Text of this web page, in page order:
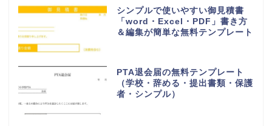
シンプルで使いやすい御見積書
「word・Excel・PDF」書き方
＆編集が簡単な無料テンプレート
PTA退会届の無料テンプレート
（学校・辞める・提出書類・保護
者・シンプル）